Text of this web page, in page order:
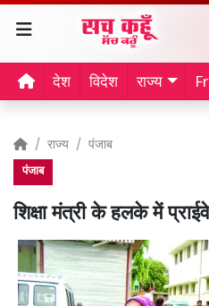
देश विदेश राज्य
राज्य पंजाब
पंजाब
शिक्षा मंत्री के हलके में